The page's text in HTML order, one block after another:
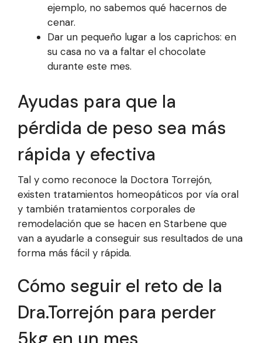
ejemplo, no sabemos qué hacernos de
cenar.
Dar un pequeño lugar a los caprichos: en
su casa no va a faltar el chocolate
durante este mes.
Ayudas para que la
pérdida de peso sea más
rápida y efectiva
Tal y como reconoce la Doctora Torrejón,
existen tratamientos homeopáticos por vía oral
y también tratamientos corporales de
remodelación que se hacen en Starbene que
van a ayudarle a conseguir sus resultados de una
forma más fácil y rápida.
Cómo seguir el reto de la
Dra.Torrejón para perder
5kg en un mes